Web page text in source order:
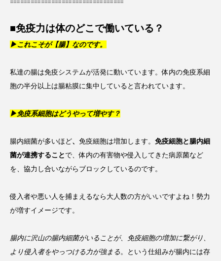
■免疫力は体のどこで働いている？
▶これこそが【腸】なのです。
私達の腸は免疫システムが活発に動いています。体内の免疫系細
胞の半分以上は腸粘膜に集中していると言われています。
▶免疫系細胞はどうやって増やす？
腸内細菌が多いほど、 免疫細胞は増加します。 免疫細胞と腸内細
菌が連携することで、体内の有害物や侵入してきた病原菌など
を、協力し合いながらブロックしているのです。
侵入者や悪い人を捕まえるなら大人数の方がいいですよね！勢力
が増すイメージです。
腸内に沢山の腸内細菌がいることが、免疫細胞の増加に繋がり、
より侵入者をやっつける力が強まる。という仕組みが腸内には存